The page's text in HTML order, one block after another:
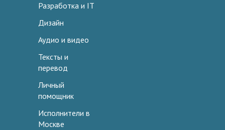
Разработка и IT
Дизайн
Аудио и видео
Тексты и
перевод
Личный
помощник
Исполнители в
Москве